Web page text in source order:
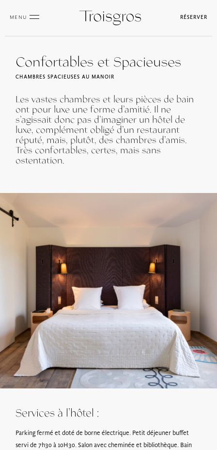
MENU RÉSERVER
Confortables et Spacieuses
CHAMBRES SPACIEUSES AU MANOIR
Les vastes chambres et leurs pièces de bain
ont pour luxe une forme d’amitié. Il ne
s’agissait donc pas d’imaginer un hôtel de
luxe, complément obligé d’un restaurant
réputé, mais, plutôt, des chambres d’amis.
Très confortables, certes, mais sans
ostentation.
Services à l’hôtel :
Parking fermé et doté de borne électrique. Petit déjeuner buffet
servi de 7h30 à 10H30. Salon avec cheminée et bibliothèque. Bain